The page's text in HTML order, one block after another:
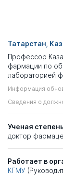
Татарстан,
Профессор
фармации по
лабораторией
Информация
Сведения о
Ученая
доктор
Работает в
КГМУ